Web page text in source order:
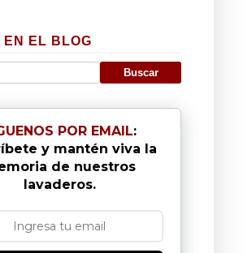
EN EL BLOG
POR EMAIL:
y mantén viva la
de nuestros
lavaderos.